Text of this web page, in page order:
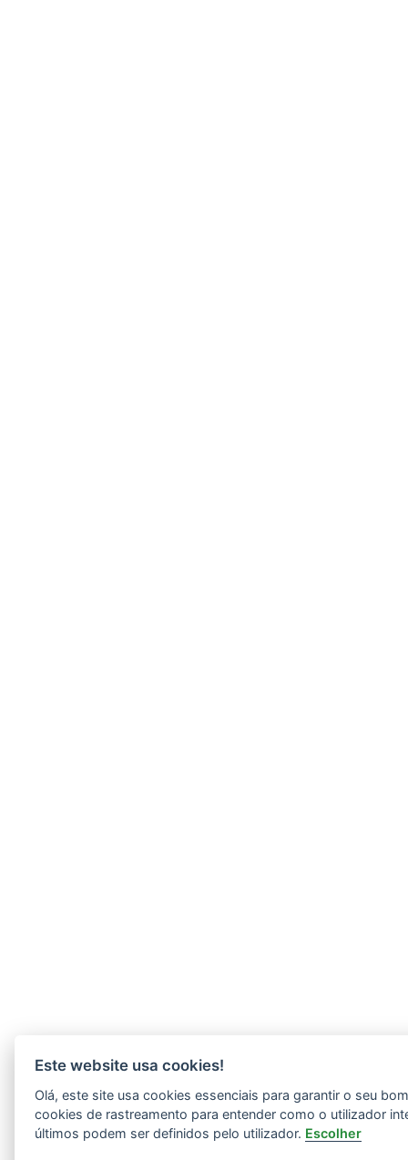
Este website usa cookies!
Olá, este site usa cookies essenciais para garantir o seu
cookies de rastreamento para entender como o utilizador
últimos podem ser definidos pelo utilizador. Escolher